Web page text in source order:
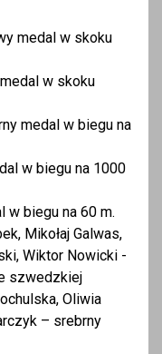
medal w skoku
w skoku
medal w biegu na
w biegu na 1000
w biegu na 60 m.
Mikołaj Galwas,
Wiktor Nowicki -
szwedzkiej
Oliwia
– srebrny